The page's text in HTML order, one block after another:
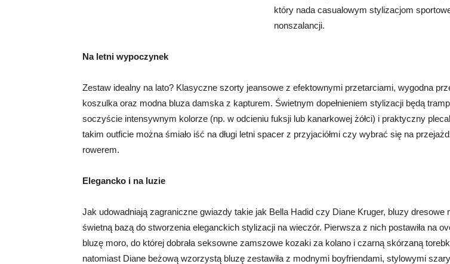
który nada casualowym stylizacjom
nonszalancji.
Na letni wypoczynek
Zestaw idealny na lato? Klasyczne szorty jeansowe z efektownymi przetarciami, wygodna
koszulka oraz modna bluza damska z kapturem. Świetnym dopełnieniem stylizacji będą
soczyście intensywnym kolorze (np. w odcieniu fuksji lub kanarkowej żółci) i praktyczny
takim outficie można śmiało iść na długi letni spacer z przyjaciółmi czy wybrać się na
rowerem.
Elegancko i na luzie
Jak udowadniają zagraniczne gwiazdy takie jak Bella Hadid czy Diane Kruger, bluzy dresowe
świetną bazą do stworzenia eleganckich stylizacji na wieczór. Pierwsza z nich postawiła na
bluzę moro, do której dobrała seksowne zamszowe kozaki za kolano i czarną skórzaną
natomiast Diane beżową wzorzystą bluzę zestawiła z modnymi boyfriendami, stylowymi